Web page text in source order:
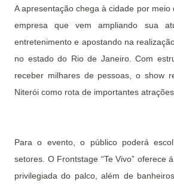
A apresentação chega à cidade por meio
empresa que vem ampliando sua
entretenimento e apostando na
no estado do Rio de Janeiro. Com
receber milhares de pessoas, o show
Niterói como rota de importantes
Para o evento, o público poderá
setores. O Frontstage “Te Vivo” oferece
privilegiada do palco, além de